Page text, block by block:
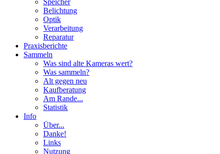
Speicher
Belichtung
Optik
Verarbeitung
Reparatur
Praxisberichte
Sammeln
Was sind alte Kameras wert?
Was sammeln?
Alt gegen neu
Kaufberatung
Am Rande...
Statistik
Info
Über...
Danke!
Links
Nutzung